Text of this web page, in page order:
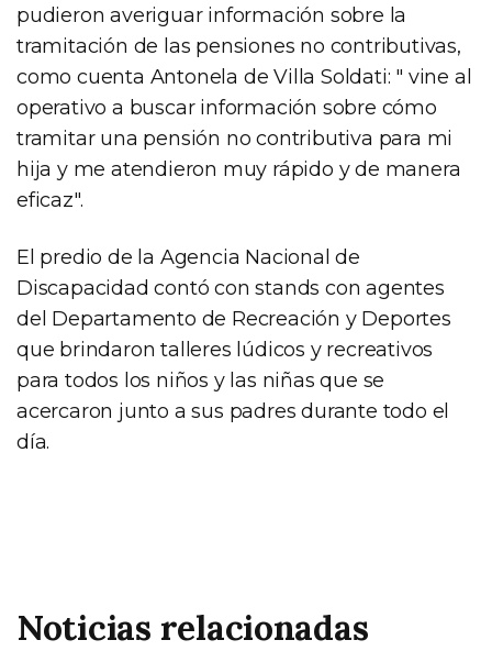
pudieron averiguar información sobre la
tramitación de las pensiones no contributivas,
como cuenta Antonela de Villa Soldati: " vine al
operativo a buscar información sobre cómo
tramitar una pensión no contributiva para mi
hija y me atendieron muy rápido y de manera
eficaz".
El predio de la Agencia Nacional de
Discapacidad contó con stands con agentes
del Departamento de Recreación y Deportes
que brindaron talleres lúdicos y recreativos
para todos los niños y las niñas que se
acercaron junto a sus padres durante todo el
día.
Noticias relacionadas